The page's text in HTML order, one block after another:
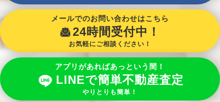
メールでのお問い合わせはこちら
24時間受付中！
お気軽にご相談ください！
アプリがあればあっという間！
LINEで簡単不動産査定
やりとりも簡単！